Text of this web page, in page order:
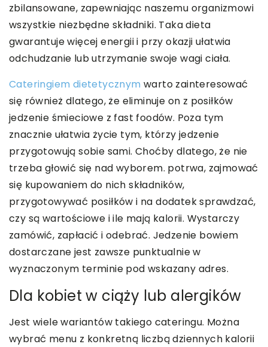
zbilansowane, zapewniając naszemu organizmowi
wszystkie niezbędne składniki. Taka dieta
gwarantuje więcej energii i przy okazji ułatwia
odchudzanie lub utrzymanie swoje wagi ciała.
Cateringiem dietetycznym warto zainteresować
się również dlatego, że eliminuje on z posiłków
jedzenie śmieciowe z fast foodów. Poza tym
znacznie ułatwia życie tym, którzy jedzenie
przygotowują sobie sami. Choćby dlatego, że nie
trzeba głowić się nad wyborem. potrwa, zajmować
się kupowaniem do nich składników,
przygotowywać posiłków i na dodatek sprawdzać,
czy są wartościowe i ile mają kalorii. Wystarczy
zamówić, zapłacić i odebrać. Jedzenie bowiem
dostarczane jest zawsze punktualnie w
wyznaczonym terminie pod wskazany adres.
Dla kobiet w ciąży lub alergików
Jest wiele wariantów takiego cateringu. Można
wybrać menu z konkretną liczbą dziennych kalorii